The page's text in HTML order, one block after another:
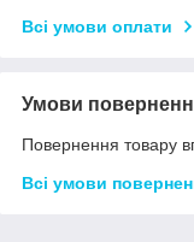
Всі умови оплати
Умови
Повернення товару
Всі умови